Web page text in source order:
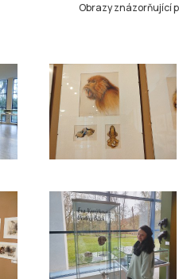
Obrazy znázorňující